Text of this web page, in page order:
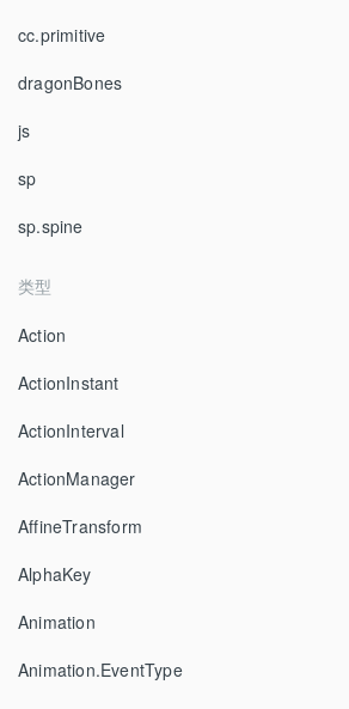
cc.primitive
dragonBones
js
sp
sp.spine
类型
Action
ActionInstant
ActionInterval
ActionManager
AffineTransform
AlphaKey
Animation
Animation.EventType